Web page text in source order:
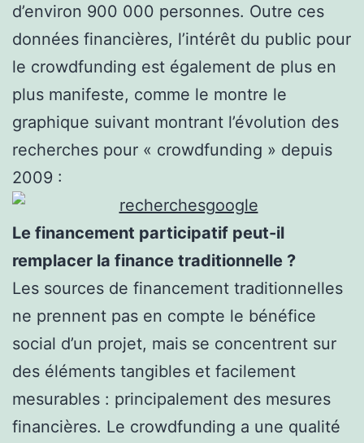
d’environ 900 000 personnes. Outre ces
données financières, l’intérêt du public pour
le crowdfunding est également de plus en
plus manifeste, comme le montre le
graphique suivant montrant l’évolution des
recherches pour « crowdfunding » depuis
2009 :
Le financement participatif peut-il
remplacer la finance traditionnelle ?
Les sources de financement traditionnelles
ne prennent pas en compte le bénéfice
social d’un projet, mais se concentrent sur
des éléments tangibles et facilement
mesurables : principalement des mesures
financières. Le crowdfunding a une qualité